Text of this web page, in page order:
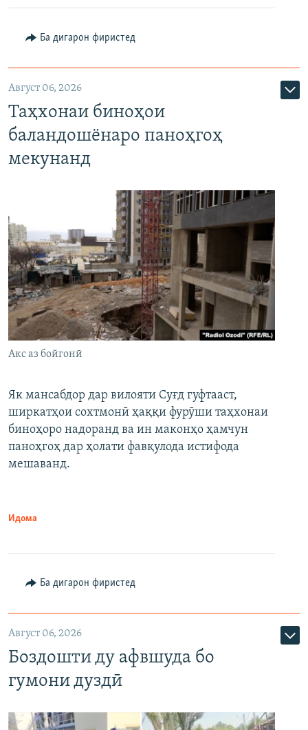
Ба дигарон фиристед
Август 06, 2026
Таҳхонаи биноҳои
баландошёнаро паноҳгоҳ
мекунанд
Акс аз бойгонӣ
Як мансабдор дар вилояти Суғд гуфтааст,
ширкатҳои сохтмонӣ ҳаққи фурӯши таҳхонаи
биноҳоро надоранд ва ин маконҳо ҳамчун
паноҳгоҳ дар ҳолати фавқулода истифода
мешаванд.
Идома
Ба дигарон фиристед
Август 06, 2026
Боздошти ду афвшуда бо
гумони дуздӣ